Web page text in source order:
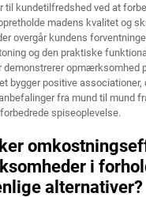
til kundetilfredshed ved at
madens kvalitet og
overgår kundens
og den praktiske
demonstrerer opmærksomhed
bygger positive associationer,
fra mund til mund
spiseoplevelse.
i
alternativer?